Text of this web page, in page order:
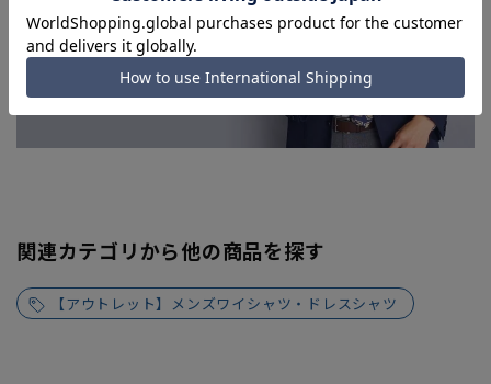
関連カテゴリから他の商品を探す
【アウトレット】メンズワイシャツ・ドレスシャツ